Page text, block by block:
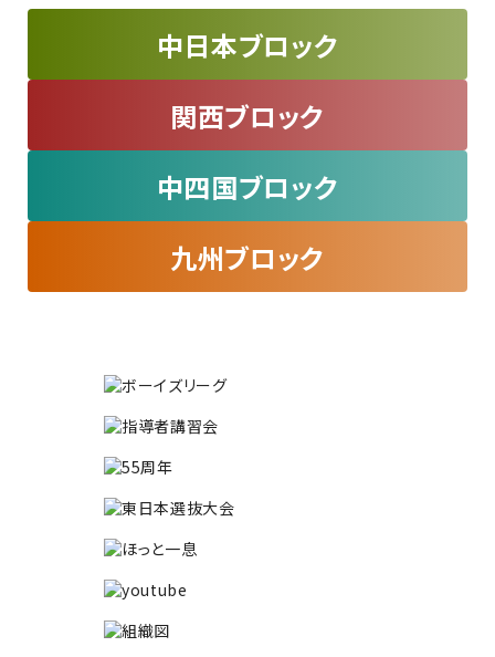
中日本ブロック
関西ブロック
中四国ブロック
九州ブロック